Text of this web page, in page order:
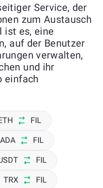
Service, der
zum Austausch
ist es, eine
auf der Benutzer
verwalten,
und ihr
einfach
FIL
ADA FIL
FIL
TRX FIL